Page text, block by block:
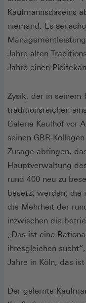
Kaufmannsdaseins
niemand. Es sei
Jahre alten
Jahre einen
Zysik, der in seinem
traditionsreichen
Galeria Kaufhof vor
seinen GBR-
Zusage abringen,
Hauptverwaltung
rund 400 neu zu
besetzt werden, die
die Mehrheit der
inzwischen die
„Das ist eine
ihresgleichen
Jahre in Köln, das
Der gelernte